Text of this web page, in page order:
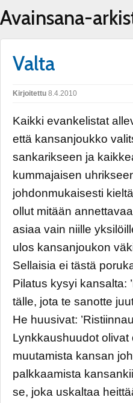
Avainsana-
Valta
Kirjoitettu 8.4.2010
Kaikki evankelistat
että kansanjoukko
sankarikseen ja
kummajaisen
johdonmukaisesti
ollut mitään
asiaa vain niille
ulos kansanjoukon
Sellaisia ei tästä
Pilatus kysyi kansalta:
tälle, jota te sanotte
He huusivat:
Lynkkaushuudot
muutamista kansan
palkkaamista
se, joka uskaltaa